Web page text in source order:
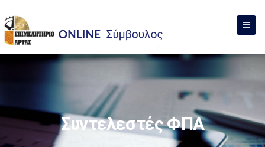
Συντελεστές ΦΠΑ